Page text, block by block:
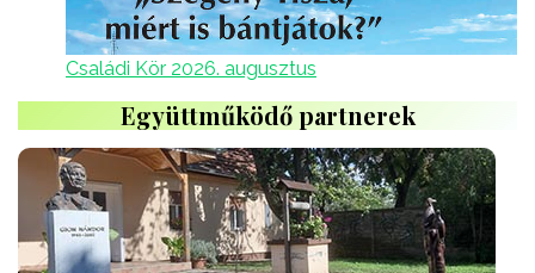
Családi Kör 2026. augusztus
Együttműködő partnerek